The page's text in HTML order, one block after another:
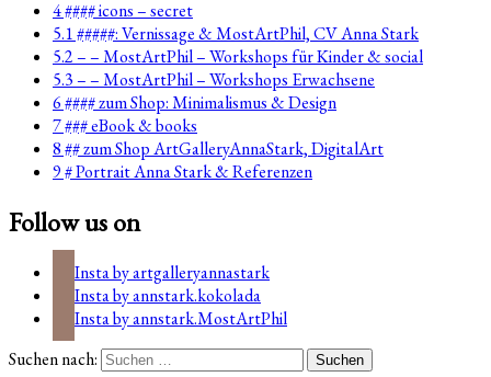
4 #### icons – secret
5.1 #####: Vernissage & MostArtPhil, CV Anna Stark
5.2 – – MostArtPhil – Workshops für Kinder & social
5.3 – – MostArtPhil – Workshops Erwachsene
6 #### zum Shop: Minimalismus & Design
7 ### eBook & books
8 ## zum Shop ArtGalleryAnnaStark, DigitalArt
9 # Portrait Anna Stark & Referenzen
Follow us on
Insta by artgalleryannastark
Insta by annstark.kokolada
Insta by annstark.MostArtPhil
Suchen nach: